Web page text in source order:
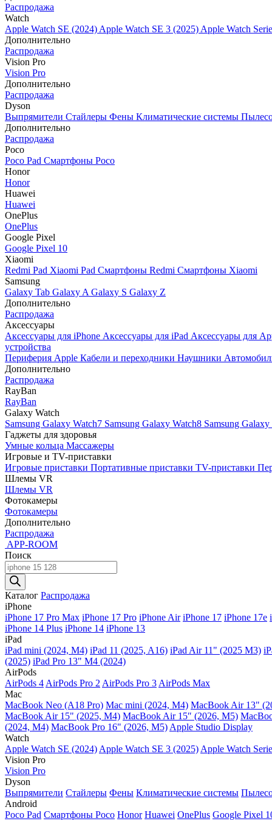
Распродажа
Watch
Apple Watch SE (2024) Apple Watch SE 3 (2025) Apple Watch
Дополнительно
Распродажа
Vision Pro
Vision Pro
Дополнительно
Распродажа
Dyson
Выпрямители Стайлеры Фены Климатические системы
Дополнительно
Распродажа
Poco
Poco Pad Смартфоны Poco
Honor
Honor
Huawei
Huawei
OnePlus
OnePlus
Google Pixel
Google Pixel 10
Xiaomi
Redmi Pad Xiaomi Pad Смартфоны Redmi Смартфоны Xiaomi
Samsung
Galaxy Tab Galaxy A Galaxy S Galaxy Z
Дополнительно
Распродажа
Аксессуары
Аксессуары для iPhone Аксессуары для iPad Аксессуары для
устройства
Периферия Apple Кабели и переходники Наушники
Дополнительно
Распродажа
RayBan
RayBan
Galaxy Watch
Samsung Galaxy Watch7 Samsung Galaxy Watch8 Samsung
Гаджеты для здоровья
Умные кольца Массажеры
Игровые и TV-приставки
Игровые приставки Портативные приставки TV-приставки
Шлемы VR
Шлемы VR
Фотокамеры
Фотокамеры
Дополнительно
Распродажа
APP-ROOM
Поиск
Поиск
товаров
Каталог Распродажа
iPhone
iPhone 17 Pro Max iPhone 17 Pro iPhone Air iPhone 17 iPhone 17e
iPhone 14 Plus iPhone 14 iPhone 13
iPad
iPad mini (2024, M4) iPad 11 (2025, A16) iPad Air 11" (2025 M3)
(2025) iPad Pro 13" M4 (2024)
AirPods
AirPods 4 AirPods Pro 2 AirPods Pro 3 AirPods Max
Mac
MacBook Neo (A18 Pro) Mac mini (2024, M4) MacBook Air 13"
MacBook Air 15" (2025, M4) MacBook Air 15″ (2026, M5)
(2024, M4) MacBook Pro 16" (2026, M5) Apple Studio Display
Watch
Apple Watch SE (2024) Apple Watch SE 3 (2025) Apple Watch
Vision Pro
Vision Pro
Dyson
Выпрямители Стайлеры Фены Климатические системы
Android
Poco Pad Смартфоны Poco Honor Huawei OnePlus Google Pixel